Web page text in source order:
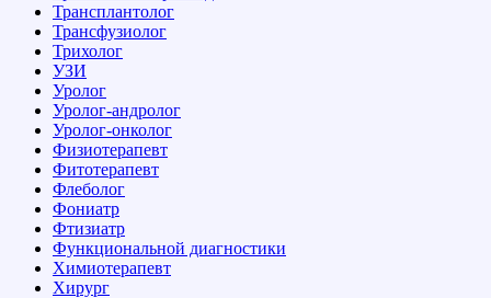
Трансплантолог
Трансфузиолог
Трихолог
УЗИ
Уролог
Уролог-андролог
Уролог-онколог
Физиотерапевт
Фитотерапевт
Флеболог
Фониатр
Фтизиатр
Функциональной диагностики
Химиотерапевт
Хирург